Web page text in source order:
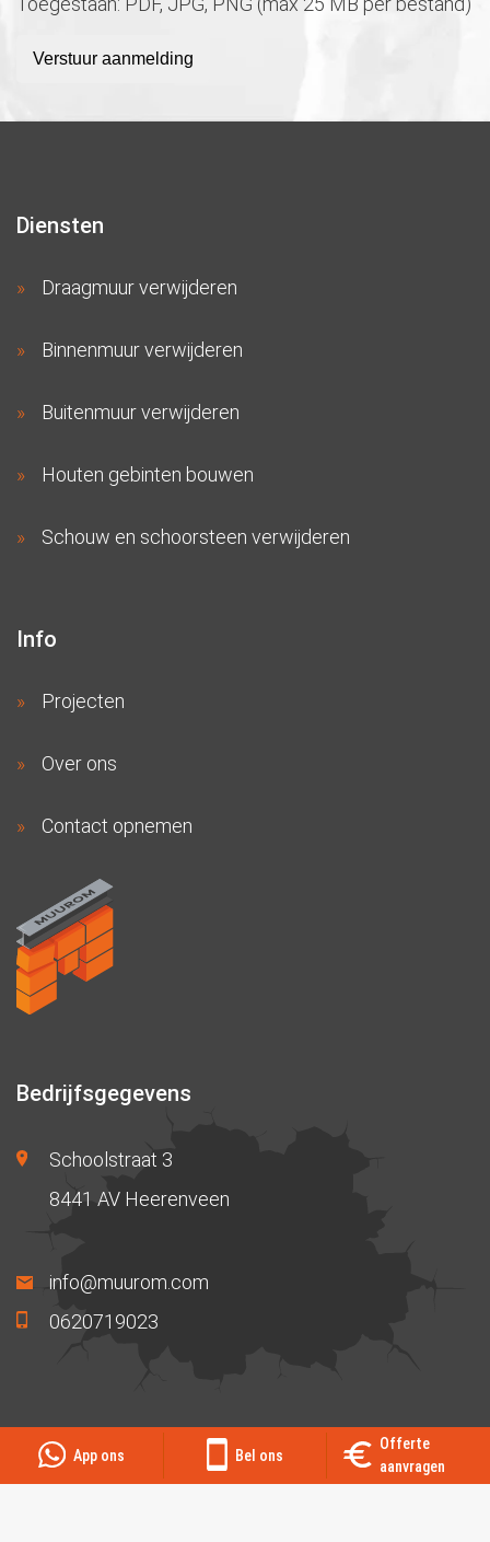
Verstuur aanmelding
Diensten
Draagmuur verwijderen
Binnenmuur verwijderen
Buitenmuur verwijderen
Houten gebinten bouwen
Schouw en schoorsteen verwijderen
Info
Projecten
Over ons
Contact opnemen
Bedrijfsgegevens
Schoolstraat 3
8441 AV Heerenveen
info@muurom.com
0620719023
© 2026
Sitemap
Privacybeleid Algemene voorwaarden
App ons Bel ons
Offerte
aanvragen